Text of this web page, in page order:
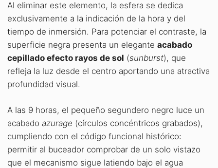
Al eliminar este elemento, la esfera se dedica
exclusivamente a la indicación de la hora y del
tiempo de inmersión. Para potenciar el contraste, la
superficie negra presenta un elegante acabado
cepillado efecto rayos de sol (sunburst), que
refleja la luz desde el centro aportando una atractiva
profundidad visual.
A las 9 horas, el pequeño segundero negro luce un
acabado azurage (círculos concéntricos grabados),
cumpliendo con el código funcional histórico:
permitir al buceador comprobar de un solo vistazo
que el mecanismo sigue latiendo bajo el agua